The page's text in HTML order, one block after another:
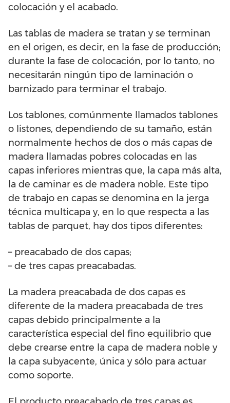
colocación y el acabado.
Las tablas de madera se tratan y se terminan
en el origen, es decir, en la fase de producción;
durante la fase de colocación, por lo tanto, no
necesitarán ningún tipo de laminación o
barnizado para terminar el trabajo.
Los tablones, comúnmente llamados tablones
o listones, dependiendo de su tamaño, están
normalmente hechos de dos o más capas de
madera llamadas pobres colocadas en las
capas inferiores mientras que, la capa más alta,
la de caminar es de madera noble. Este tipo
de trabajo en capas se denomina en la jerga
técnica multicapa y, en lo que respecta a las
tablas de parquet, hay dos tipos diferentes:
– preacabado de dos capas;
– de tres capas preacabadas.
La madera preacabada de dos capas es
diferente de la madera preacabada de tres
capas debido principalmente a la
característica especial del fino equilibrio que
debe crearse entre la capa de madera noble y
la capa subyacente, única y sólo para actuar
como soporte.